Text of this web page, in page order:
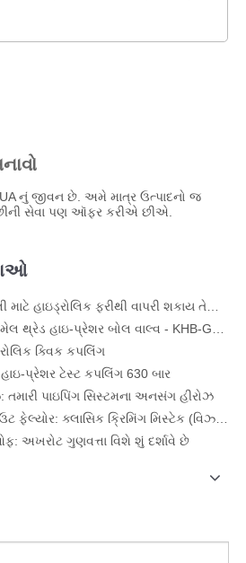
નું જીવન છે. અમે માત્ર ઉત્પાદનો જ
સેવા પણ ઑફર કરીએ છીએ.
ફરીથી વાપરી શકાય તેવી ફિટિંગ્સ
થ્રેડ હાઇ-પ્રેશર બોલ વાલ્વ - KHB-G3/4
ક્વિક કપલિંગ
હાઇ-પ્રેશર ટેસ્ટ કપલિંગ 630 બાર
પાઇપિંગ સિસ્ટમના અનસંગ હીરોઝ
ક્લાસિક ક્રિમિંગ મિસ્ટેક (વિઝ્યુઅલ એવિડન્સ સાથે)
અખરોટ ગુણવત્તા વિશે શું દર્શાવે છે